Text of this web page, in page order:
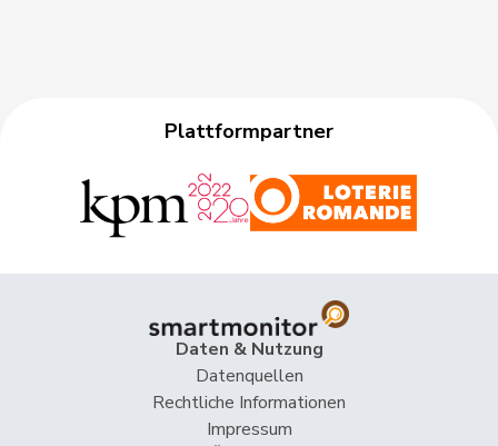
Plattformpartner
Daten & Nutzung
Datenquellen
Rechtliche Informationen
Impressum